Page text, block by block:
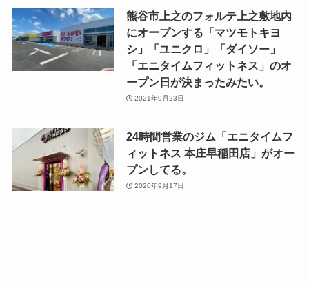
熊谷市上之のフォルテ上之敷地内
にオープンする「マツモトキヨ
シ」「ユニクロ」「ダイソー」
「エニタイムフィットネス」のオ
ープン日が決まったみたい。
2021年9月23日
24時間営業のジム「エニタイムフ
ィットネス 本庄早稲田店」がオー
プンしてる。
2020年9月17日